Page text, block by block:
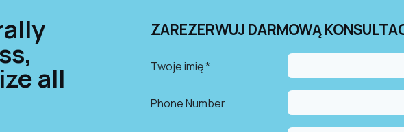
all
ZAREZERWUJ DARMOWĄ
Twoje imię *
Phone Number